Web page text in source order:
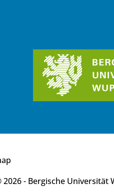
2026 - Bergische Universität